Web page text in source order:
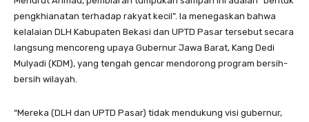
pengkhianatan terhadap rakyat kecil”. Ia menegaskan bahwa
kelalaian DLH Kabupaten Bekasi dan UPTD Pasar tersebut secara
langsung mencoreng upaya Gubernur Jawa Barat, Kang Dedi
Mulyadi (KDM), yang tengah gencar mendorong program bersih-
bersih wilayah.
“Mereka (DLH dan UPTD Pasar) tidak mendukung visi gubernur,